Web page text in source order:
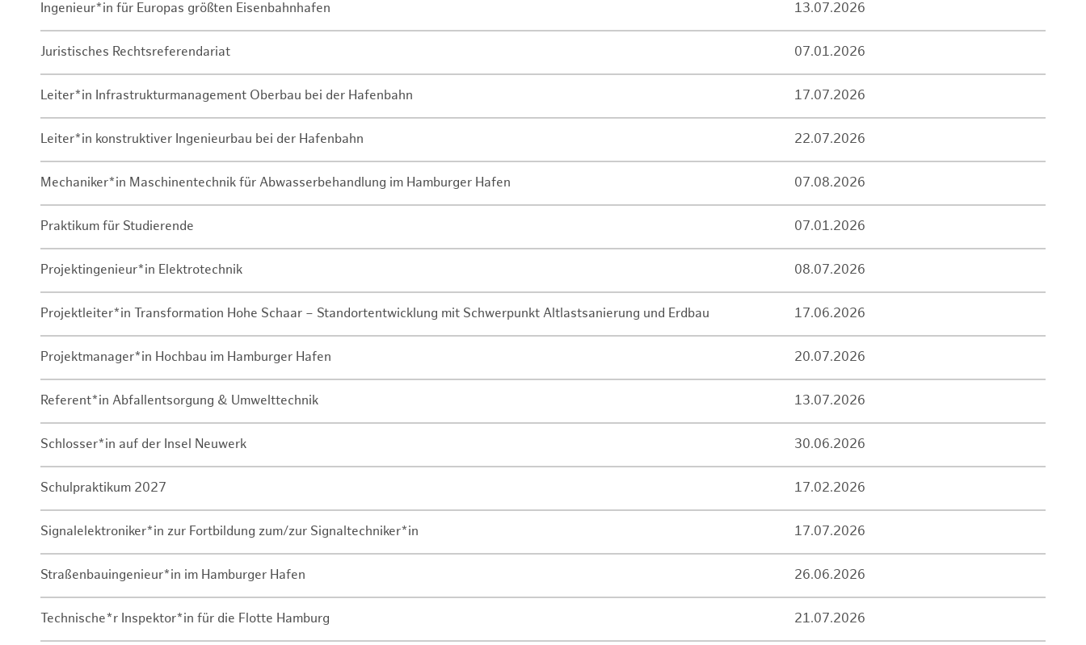
Ingenieur*in für Europas größten Eisenbahnhafen 13.07.2026
Juristisches Rechtsreferendariat 07.01.2026
Leiter*in Infrastrukturmanagement Oberbau bei der Hafenbahn 17.07.2026
Leiter*in konstruktiver Ingenieurbau bei der Hafenbahn 22.07.2026
Mechaniker*in Maschinentechnik für Abwasserbehandlung im Hamburger Hafen 07.08.2026
Praktikum für Studierende 07.01.2026
Projektingenieur*in Elektrotechnik 08.07.2026
Projektleiter*in Transformation Hohe Schaar – Standortentwicklung mit Schwerpunkt Altlastsanierung und Erdbau 17.06.2026
Projektmanager*in Hochbau im Hamburger Hafen 20.07.2026
Referent*in Abfallentsorgung & Umwelttechnik 13.07.2026
Schlosser*in auf der Insel Neuwerk 30.06.2026
Schulpraktikum 2027 17.02.2026
Signalelektroniker*in zur Fortbildung zum/zur Signaltechniker*in 17.07.2026
Straßenbauingenieur*in im Hamburger Hafen 26.06.2026
Technische*r Inspektor*in für die Flotte Hamburg 21.07.2026